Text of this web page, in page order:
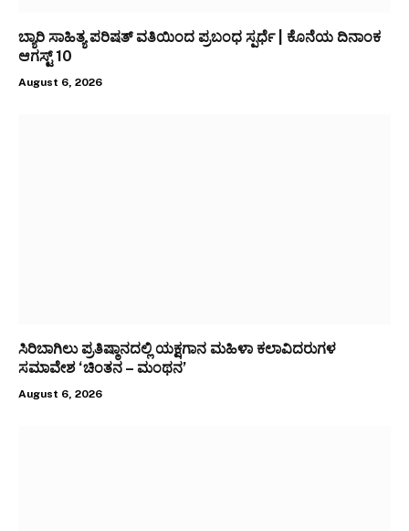
ಬ್ಯಾರಿ ಸಾಹಿತ್ಯ ಪರಿಷತ್ ವತಿಯಿಂದ ಪ್ರಬಂಧ ಸ್ಪರ್ಧೆ | ಕೊನೆಯ ದಿನಾಂಕ
ಆಗಸ್ಟ್ 10
August 6, 2026
ಸಿರಿಬಾಗಿಲು ಪ್ರತಿಷ್ಠಾನದಲ್ಲಿ ಯಕ್ಷಗಾನ ಮಹಿಳಾ ಕಲಾವಿದರುಗಳ
ಸಮಾವೇಶ ‘ಚಿಂತನ – ಮಂಥನ’
August 6, 2026